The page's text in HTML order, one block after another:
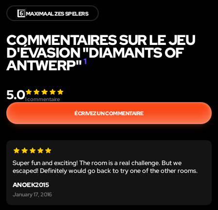
6️⃣MAXIMAAL ZES SPELERS
COMMENTAIRES SUR LE JEU
D'ÉVASION "DIAMANTS OF
ANTWERP"1
5.01commentaire
ÉCRIVEZ UN COMMENTAIRE
Super fun and exciting! The room is a real challenge. But we
escaped! Definitely would go back to try one of the other rooms.
ANOEK2015
January 17, 2016